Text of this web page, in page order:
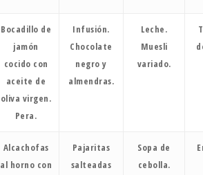
Bocadillo de
jamón
cocido con
aceite de
oliva virgen.
Pera.
Infusión.
Chocolate
negro y
almendras.
Leche.
Muesli
variado.
Alcachofas
al horno con
Pajaritas
salteadas
Sopa de
cebolla.